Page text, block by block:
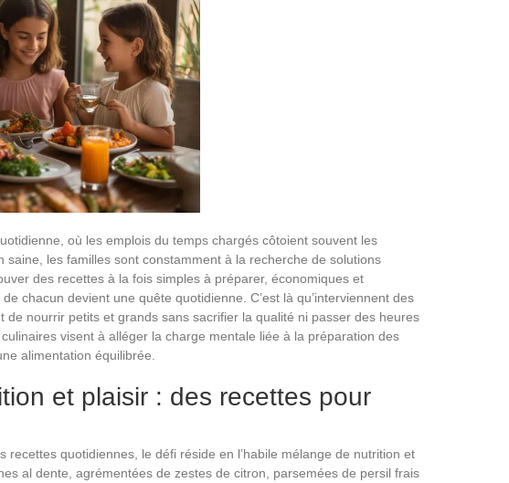
où les emplois du temps chargés côtoient souvent les
saine, les familles sont constamment à la recherche de solutions
des recettes à la fois simples à préparer, économiques et
chacun devient une quête quotidienne. C’est là qu’interviennent des
de nourrir petits et grands sans sacrifier la qualité ni passer des heures
visent à alléger la charge mentale liée à la préparation des
alimentation équilibrée.
et plaisir : des recettes pour
recettes quotidiennes, le défi réside en l’habile mélange de nutrition et
al dente, agrémentées de zestes de citron, parsemées de persil frais